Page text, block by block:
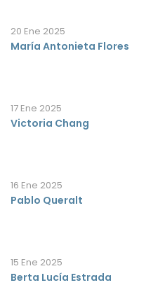
20 Ene 2025
María Antonieta Flores
17 Ene 2025
Victoria Chang
16 Ene 2025
Pablo Queralt
15 Ene 2025
Berta Lucía Estrada